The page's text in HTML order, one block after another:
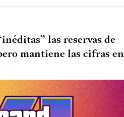
las reservas de
mantiene las cifras en